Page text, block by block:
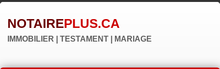
NOTAIREPLUS.CA
IMMOBILIER | TESTAMENT | MARIAGE